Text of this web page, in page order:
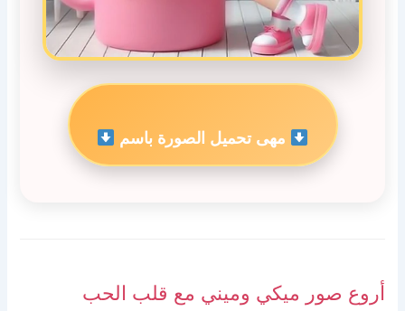
مهى تحميل الصورة باسم
أروع صور ميكي وميني مع قلب الحب